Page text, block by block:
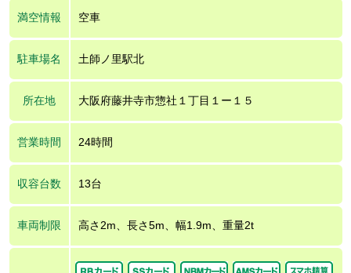
満空情報 空車
駐車場名 土師ノ里駅北
所在地 大阪府藤井寺市惣社１丁目１ー１５
営業時間 24時間
収容台数 13台
車両制限 高さ2m、長さ5m、幅1.9m、重量2t